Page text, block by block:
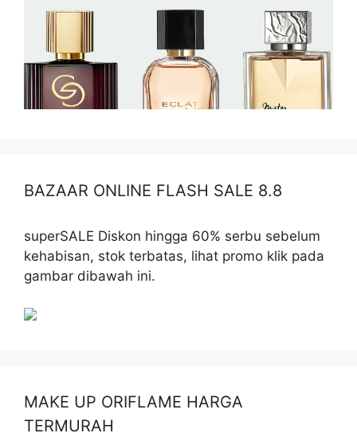
BAZAAR ONLINE FLASH SALE 8.8
superSALE Diskon hingga 60% serbu sebelum
kehabisan, stok terbatas, lihat promo klik pada
gambar dibawah ini.
MAKE UP ORIFLAME HARGA
TERMURAH